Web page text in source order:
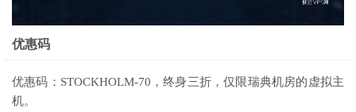
优惠码
优惠码：STOCKHOLM-70，终身三折，仅限瑞典机房的虚拟主
机。